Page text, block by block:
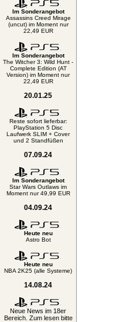
Im Sonderangebot
Assassins Creed Mirage
(uncut) im Moment nur
22,49 EUR
Im Sonderangebot
The Witcher 3: Wild Hunt -
Complete Edition (AT
Version) im Moment nur
22,49 EUR
20.01.25
Reste sofort lieferbar:
PlayStation 5 Disc
Laufwerk SLIM + Cover
und 2 Standfüßen
07.09.24
Im Sonderangebot
Star Wars Outlaws im
Moment nur 49,99 EUR
04.09.24
Heute neu
Astro Bot
Heute neu
NBA 2K25 (alle Systeme)
14.08.24
Neue News im 18er
Bereich. Zum lesen bitte